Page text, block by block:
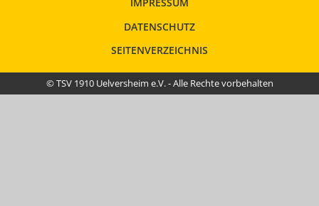
IMPRESSUM
DATENSCHUTZ
SEITENVERZEICHNIS
© TSV 1910 Uelversheim e.V. - Alle Rechte vorbehalten